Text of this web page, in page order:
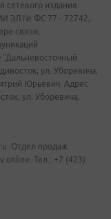
сетевого издания
ЭЛ № ФС 77 - 72742,
связи,
ул. Уборевича,
Юрьевич. Адрес
ул. Уборевича,
Отдел продаж
Тел.: +7 (423)